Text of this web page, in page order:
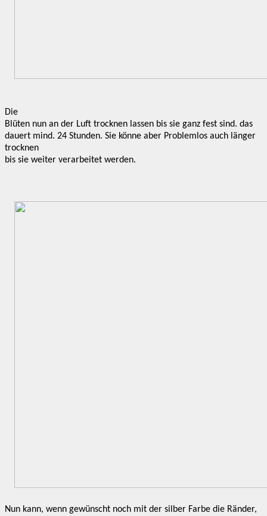
Die
Blüten nun an der Luft trocknen lassen bis sie ganz fest sind. das
dauert mind. 24 Stunden. Sie könne aber Problemlos auch länger
trocknen
bis sie weiter verarbeitet werden.
Nun kann, wenn gewünscht noch mit der silber Farbe die Ränder,